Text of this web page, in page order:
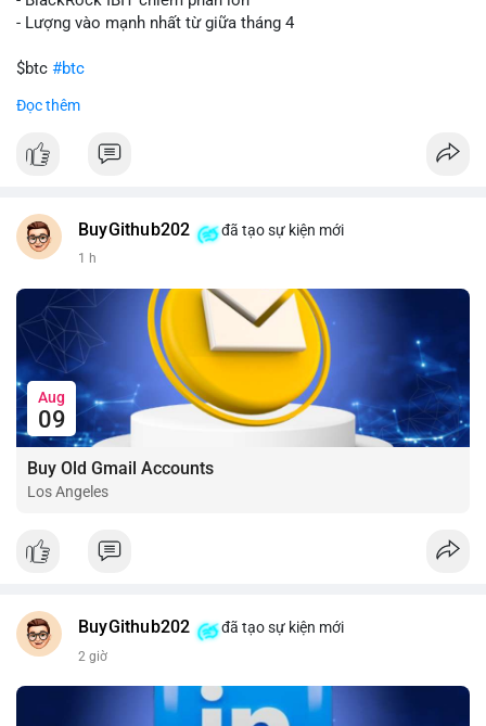
- Lượng vào mạnh nhất từ giữa tháng 4
$btc #btc
#vlikevn
📰 Nguồn: CoinDesk
Đọc thêm
BuyGithub202 đã tạo sự kiện mới
1 h
Aug
09
Buy Old Gmail Accounts
Los Angeles
BuyGithub202 đã tạo sự kiện mới
2 giờ